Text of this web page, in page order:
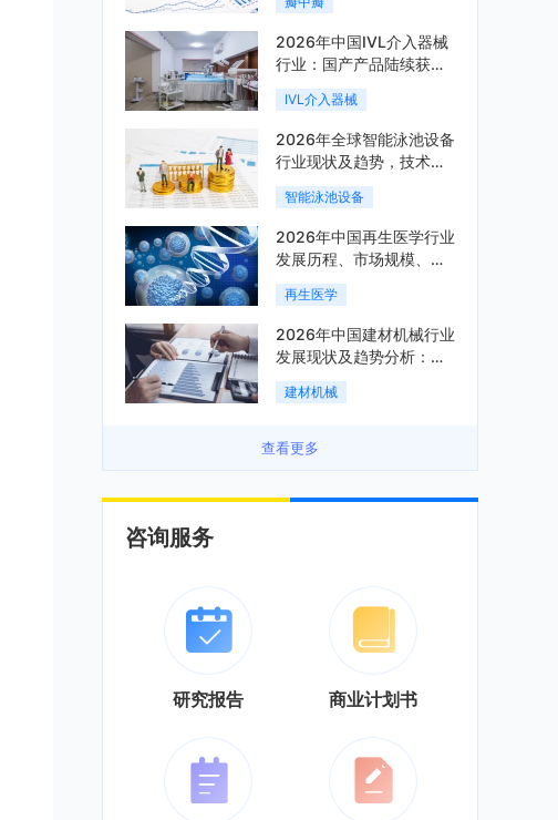
景良好「图」
2026年中国IVL介入器械
行业：国产产品陆续获
批，市场将进入持续高增
长阶段「图」
IVL介入器械
2026年全球智能泳池设备
行业现状及趋势，技术端
朝着系统集成、绿色节能
方向迭代「图」
智能泳池设备
2026年中国再生医学行业
发展历程、市场规模、相
关政策、产业链、竞争格
局及发展潜力分析「图」
再生医学
2026年中国建材机械行业
发展现状及趋势分析：企
业加速向“装备+系统+服
务”综合服务商转型「图」
建材机械
查看更多
咨询服务
研究报告 商业计划书